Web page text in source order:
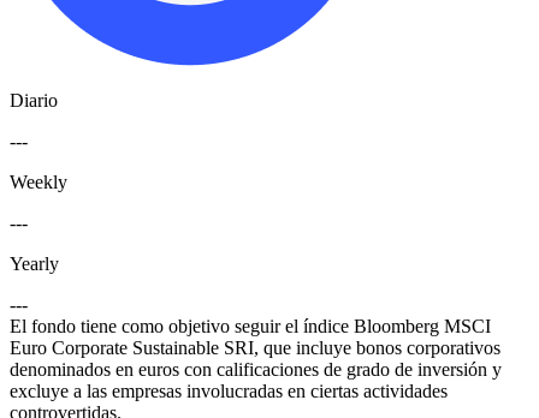
Diario
---
Weekly
---
Yearly
---
El fondo tiene como objetivo seguir el índice Bloomberg MSCI
Euro Corporate Sustainable SRI, que incluye bonos corporativos
denominados en euros con calificaciones de grado de inversión y
excluye a las empresas involucradas en ciertas actividades
controvertidas.